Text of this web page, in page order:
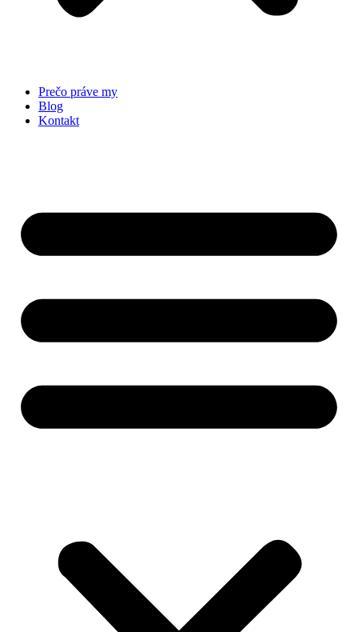
Prečo práve my
Blog
Kontakt